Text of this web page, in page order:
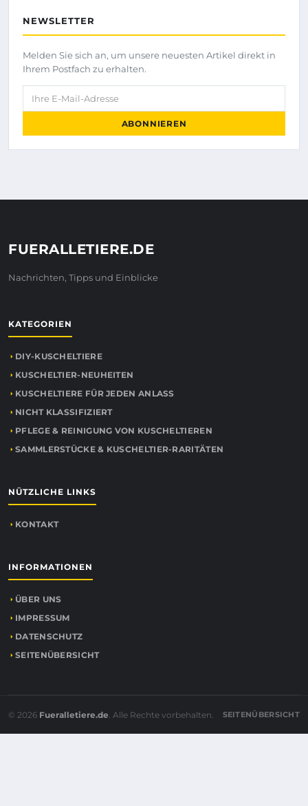
NEWSLETTER
Melden Sie sich an, um unsere neuesten Artikel direkt in
Ihrem Postfach zu erhalten.
Ihre E-Mail-Adresse
ABONNIEREN
FUERALLETIERE.DE
Nachrichten, Tipps und Einblicke
KATEGORIEN
DIY-KUSCHELTIERE
KUSCHELTIER-NEUHEITEN
KUSCHELTIERE FÜR JEDEN ANLASS
NICHT KLASSIFIZIERT
PFLEGE & REINIGUNG VON KUSCHELTIEREN
SAMMLERSTÜCKE & KUSCHELTIER-RARITÄTEN
NÜTZLICHE LINKS
KONTAKT
INFORMATIONEN
ÜBER UNS
IMPRESSUM
DATENSCHUTZ
SEITENÜBERSICHT
© 2026 Fueralletiere.de. Alle Rechte vorbehalten. SEITENÜBERSICHT